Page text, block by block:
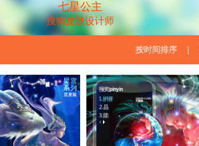
七星公主
搜狗皮肤设计师
按时间排序